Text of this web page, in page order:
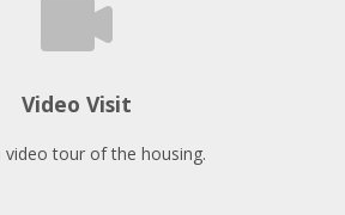
Video Visit
video tour of the housing.